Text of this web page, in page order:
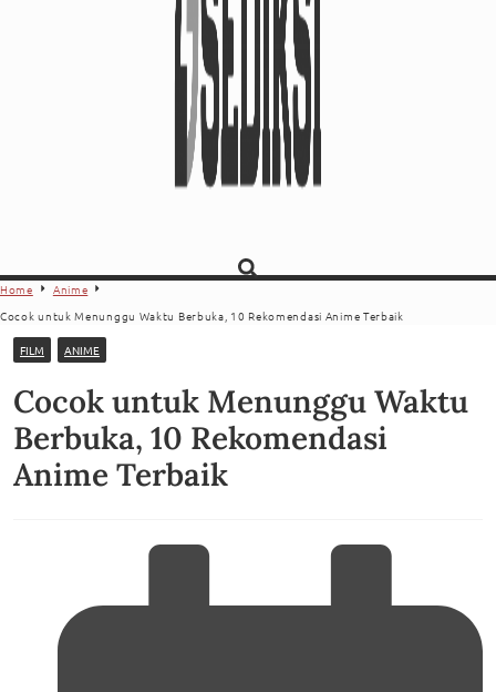
Home
Anime
Cocok untuk Menunggu Waktu Berbuka, 10 Rekomendasi Anime Terbaik
FILM ANIME
Cocok untuk Menunggu Waktu
Berbuka, 10 Rekomendasi
Anime Terbaik